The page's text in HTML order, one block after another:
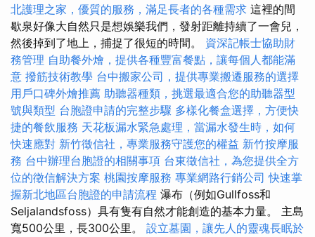
北護理之家，優質的服務，滿足長者的各種需求 這裡的間
歇泉好像大自然只是想娛樂我們，發射距離持續了一會兒，
然後掉到了地上，捕捉了很短的時間。 資深記帳士協助財
務管理 自助餐外燴，提供各種豐富餐點，讓每個人都能滿
意 撥筋技術教學 台中搬家公司，提供專業搬遷服務的選擇
用戶口碑外燴推薦 助聽器種類，挑選最適合您的助聽器型
號與類型 台胞證申請的完整步驟 多樣化餐盒選擇，方便快
捷的餐飲服務 天花板漏水緊急處理，當漏水發生時，如何
快速應對 新竹徵信社，專業服務守護您的權益 新竹按摩服
務 台中辦理台胞證的相關事項 台東徵信社，為您提供全方
位的徵信解決方案 桃園按摩服務 專業網路行銷公司 快速掌
握新北地區台胞證的申請流程 瀑布（例如Gullfoss和
Seljalandsfoss）具有隻有自然才能創造的基本力量。 主島
寬500公里，長300公里。 設立墓園，讓先人的靈魂長眠於